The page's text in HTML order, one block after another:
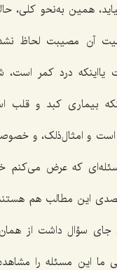
همین به‌نحو کلى،
آن مصیبت لحاظ
درد کمر
بیمارى کبد و قلب
و امثال‌ذلک، و
که عرض مى‌کنم
این مطالب هم
جاى سؤال داشت از
ما این مسئله را